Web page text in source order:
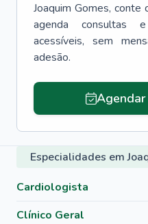
Joaquim Gomes, conte
agenda consultas
acessíveis, sem
adesão.
Especialidades em
Cardiologista
Clínico Geral